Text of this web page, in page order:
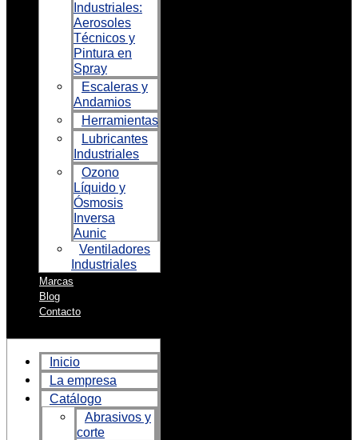
Industriales:
Aerosoles
Técnicos y
Pintura en
Spray
Escaleras y
Andamios
Herramientas
Lubricantes
Industriales
Ozono
Líquido y
Ósmosis
Inversa
Aunic
Ventiladores
Industriales
Marcas
Blog
Contacto
Inicio
La empresa
Catálogo
Abrasivos y
corte